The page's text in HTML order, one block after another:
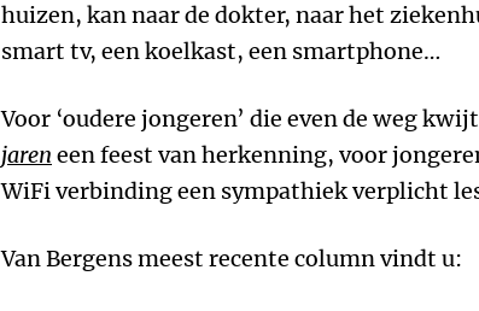
huizen, kan naar de dokter, naar het
smart tv, een koelkast, een smartphone…
Voor ‘oudere jongeren’ die even de weg
jaren een feest van herkenning, voor
WiFi verbinding een sympathiek verplicht
Van Bergens meest recente column vindt u: